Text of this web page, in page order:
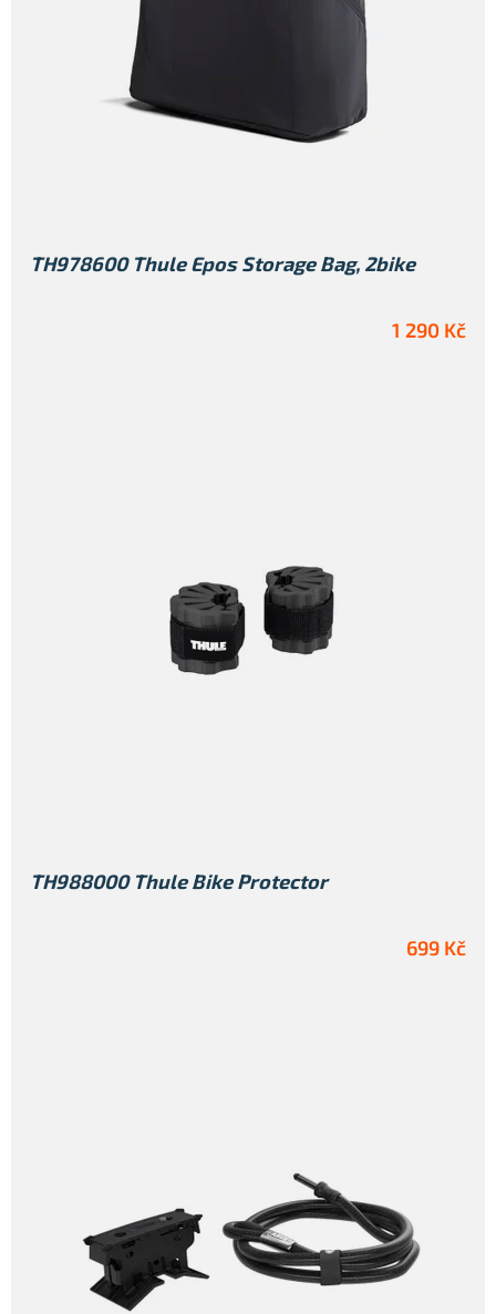
TH978600 Thule Epos Storage Bag, 2bike
1 290 Kč
TH988000 Thule Bike Protector
699 Kč